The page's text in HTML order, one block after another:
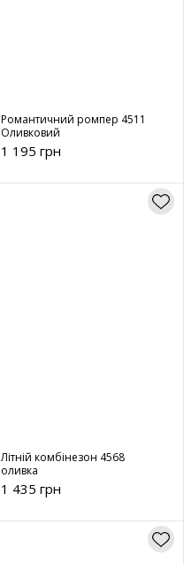
Романтичний ромпер 4511
Оливковий
1 195 грн
Літній комбінезон 4568
оливка
1 435 грн